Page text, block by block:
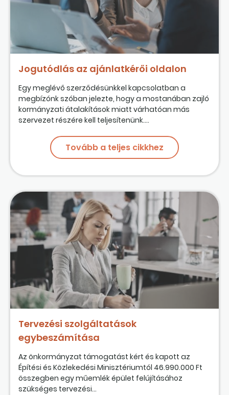
Jogutódlás az ajánlatkérői oldalon
Egy meglévő szerződésünkkel kapcsolatban a
megbízónk szóban jelezte, hogy a mostanában zajló
kormányzati átalakítások miatt várhatóan más
szervezet részére kell teljesítenünk....
Tovább a teljes cikkhez
Tervezési szolgáltatások
egybeszámítása
Az önkormányzat támogatást kért és kapott az
Építési és Közlekedési Minisztériumtól 46.990.000 Ft
összegben egy műemlék épület felújításához
szükséges tervezési...